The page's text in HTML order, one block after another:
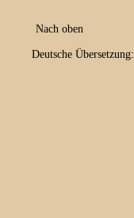
Nach oben
Deutsche Übersetzung: